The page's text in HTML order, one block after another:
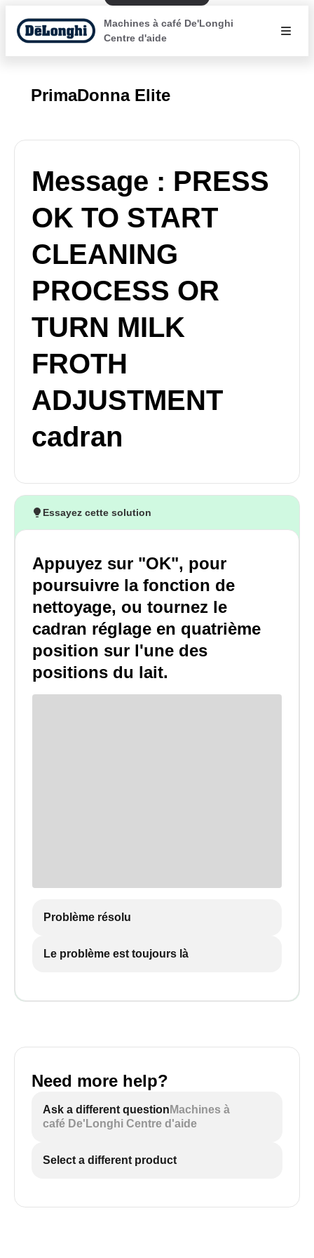
Machines à café De'Longhi
Centre d'aide
PrimaDonna Elite
Message : PRESS
OK TO START
CLEANING
PROCESS OR
TURN MILK
FROTH
ADJUSTMENT
cadran
Essayez cette solution
Appuyez sur "OK", pour
poursuivre la fonction de
nettoyage, ou tournez le
cadran réglage en quatrième
position sur l'une des
positions du lait.
Problème résolu
Le problème est toujours là
Need more help?
Ask a different question Machines à
café De'Longhi Centre d'aide
Select a different product